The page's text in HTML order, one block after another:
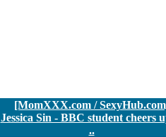
[MomXXX.com /
Jessica Sin - BBC student cheers
..